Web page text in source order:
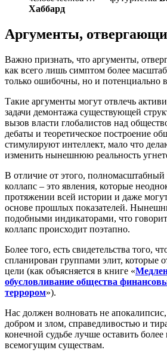
Хаббард
Аргументы,
Важно признать, что аргументы,
как всего лишь симптом более
только ошибочны, но и потенциально
Такие аргументы могут отвлечь
задачи демонтажа существующей
вызов власти глобалистов над
дебаты и теоретическое построение
стимулируют интеллект, мало что
изменить нынешнюю реальность
В отличие от этого,
коллапс – это явления, которые
протяжении всей истории и даже
основе прошлых показателей.
подобными индикаторами, что
коллапс происходит поэтапно.
Более того, есть свидетельства того,
спланирован группами элит, которые
цели (как объясняется в книге «
обусловливание общества
террором»).
Нас должен волновать не
добром и злом, справедливостью и
конечной судьбе лучше оставить
всемогущим существам.